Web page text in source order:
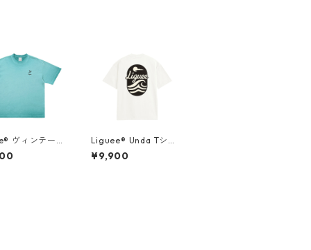
ヴィンテー
アンス Tシャ
ロゴ）ターコ
Liguee®️ Unda Tシャ
ツ（花ロゴ刺繍&バッ
クプリント）
¥9,900